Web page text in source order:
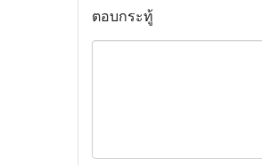
ตอบกระทู้